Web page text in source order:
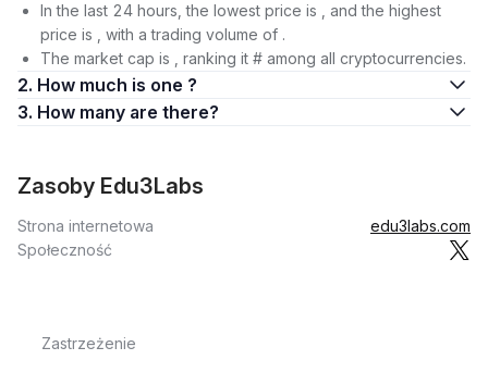
In the last 24 hours, the lowest price is , and the highest
price is , with a trading volume of .
The market cap is , ranking it # among all cryptocurrencies.
2. How much is one ?
3. How many are there?
Zasoby Edu3Labs
Strona internetowa
edu3labs.com
Społeczność
Zastrzeżenie